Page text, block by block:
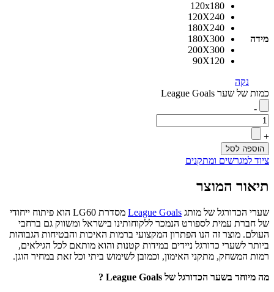
מידה
120x180
120X240
180X240
180X300
200X300
90X120
נקה
כמות של שער League Goals
-
+
הוספה לסל
ציוד למגרשים ומתקנים
תיאור המוצר
שערי הכדורגל של מותג League Goals
מסדרת LG60 הוא פיתוח ייחודי
של חברת עמית לספורט הנמכר ללקוחותינו בישראל ומשווק גם ברחבי
העולם. מוצר זה הנו הפתרון המקצועי ברמות האיכות והבטיחות הגבוהות
ביותר לשערי כדורגל ניידים במידות קטנות והוא מותאם לכל הגילאים,
רמות המשחק, מתקני האימון, וכמובן לשימוש ביתי וכל זאת במחיר הוגן.
מה מיוחד בשער הכדורגל של League Goals ?